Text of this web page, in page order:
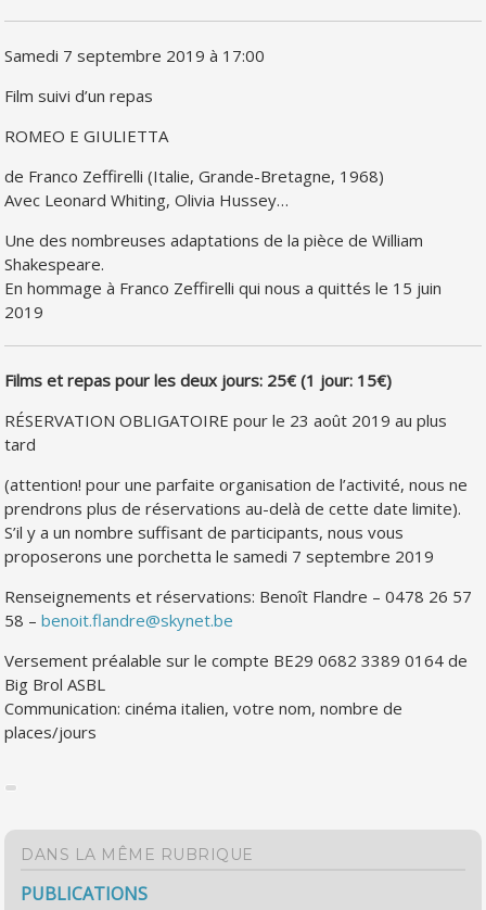
Samedi 7 septembre 2019 à 17:00
Film suivi d’un repas
ROMEO E GIULIETTA
de Franco Zeffirelli (Italie, Grande-Bretagne, 1968)
Avec Leonard Whiting, Olivia Hussey…
Une des nombreuses adaptations de la pièce de William
Shakespeare.
En hommage à Franco Zeffirelli qui nous a quittés le 15 juin
2019
Films et repas pour les deux jours: 25€ (1 jour: 15€)
RÉSERVATION OBLIGATOIRE pour le 23 août 2019 au plus
tard
(attention! pour une parfaite organisation de l’activité, nous ne
prendrons plus de réservations au-delà de cette date limite).
S’il y a un nombre suffisant de participants, nous vous
proposerons une porchetta le samedi 7 septembre 2019
Renseignements et réservations: Benoît Flandre – 0478 26 57
58 –benoit.flandre@skynet.be
Versement préalable sur le compte BE29 0682 3389 0164 de
Big Brol ASBL
Communication: cinéma italien, votre nom, nombre de
places/jours
DANS LA MÊME RUBRIQUE
PUBLICATIONS